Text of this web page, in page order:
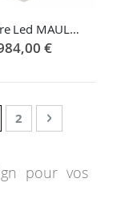
Lampadaire Led MAULJUVIS
€
currently
Page
2 Page
Suivant
pour vos